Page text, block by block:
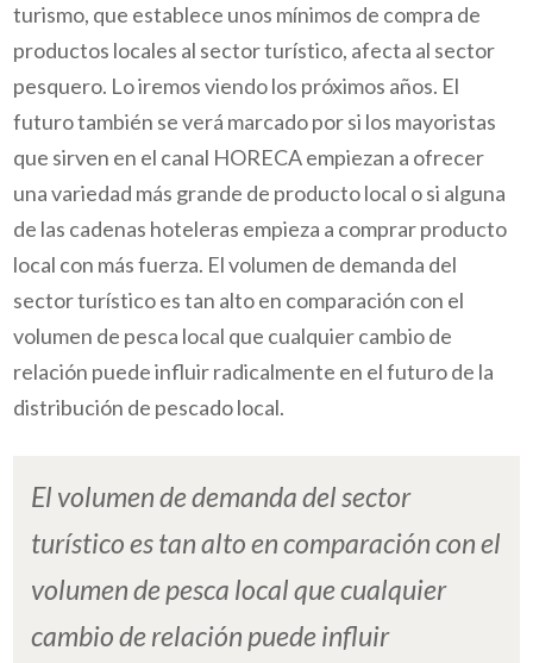
turismo, que establece unos mínimos de compra de
productos locales al sector turístico, afecta al sector
pesquero. Lo iremos viendo los próximos años. El
futuro también se verá marcado por si los mayoristas
que sirven en el canal HORECA empiezan a ofrecer
una variedad más grande de producto local o si alguna
de las cadenas hoteleras empieza a comprar producto
local con más fuerza. El volumen de demanda del
sector turístico es tan alto en comparación con el
volumen de pesca local que cualquier cambio de
relación puede influir radicalmente en el futuro de la
distribución de pescado local.
El volumen de demanda del sector
turístico es tan alto en comparación con el
volumen de pesca local que cualquier
cambio de relación puede influir